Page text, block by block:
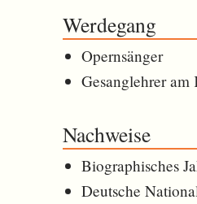
Werdegang
Opernsänger
Gesanglehrer
Nachweise
Biographisches
Deutsche